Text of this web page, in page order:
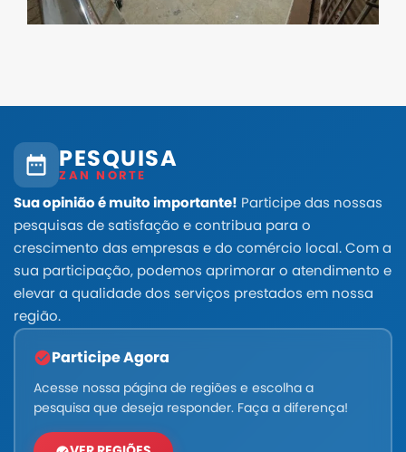
PESQUISA
ZAN NORTE
Sua opinião é muito importante! Participe das nossas
pesquisas de satisfação e contribua para o
crescimento das empresas e do comércio local. Com a
sua participação, podemos aprimorar o atendimento e
elevar a qualidade dos serviços prestados em nossa
região.
Participe Agora
Acesse nossa página de regiões e escolha a
pesquisa que deseja responder. Faça a diferença!